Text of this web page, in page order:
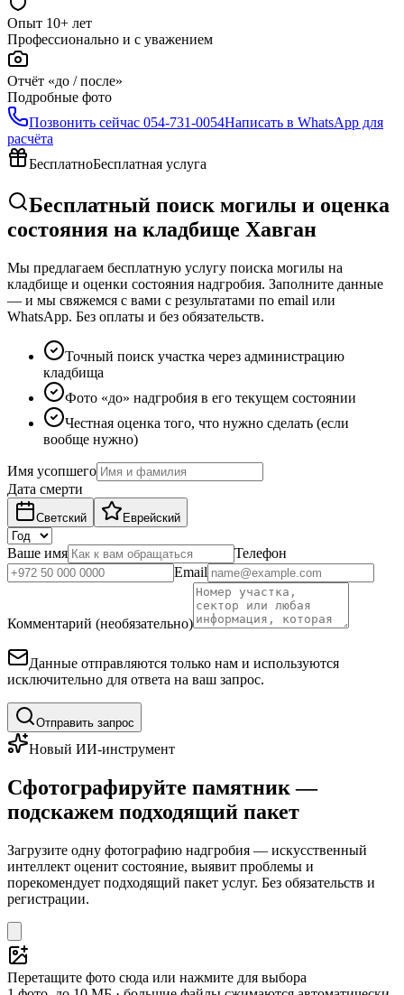
Опыт 10+ лет
Профессионально и с уважением
Отчёт «до / после»
Подробные фото
Позвонить сейчас 054-731-0054Написать в WhatsApp для
расчёта
БесплатноБесплатная услуга
Бесплатный поиск могилы и оценка
состояния на кладбище Хавган
Мы предлагаем бесплатную услугу поиска могилы на
кладбище и оценки состояния надгробия. Заполните данные
— и мы свяжемся с вами с результатами по email или
WhatsApp. Без оплаты и без обязательств.
Точный поиск участка через администрацию
кладбища
Фото «до» надгробия в его текущем состоянии
Честная оценка того, что нужно сделать (если
вообще нужно)
Имя усопшего
Дата смерти
Светский Еврейский
Ваше имя
Телефон
Email
Комментарий (необязательно)
Данные отправляются только нам и используются
исключительно для ответа на ваш запрос.
Отправить запрос
Новый ИИ-инструмент
Сфотографируйте памятник —
подскажем подходящий пакет
Загрузите одну фотографию надгробия — искусственный
интеллект оценит состояние, выявит проблемы и
порекомендует подходящий пакет услуг. Без обязательств и
регистрации.
Перетащите фото сюда или нажмите для выбора